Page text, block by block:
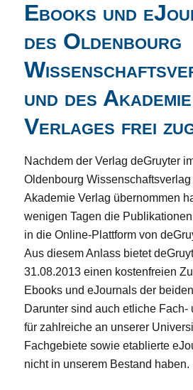
Ebooks und
des Oldenbourg
und des Akademie
Verlages frei
Nachdem der Verlag deGruyter
Oldenbourg Wissenschaftsverlag
Akademie Verlag übernommen
wenigen Tagen die
in die Online-Plattform von
Aus diesem Anlass bietet
31.08.2013 einen kostenfreien
Ebooks und eJournals der
Darunter sind auch etliche Fach-
für zahlreiche an unserer
Fachgebiete sowie etablierte
nicht in unserem Bestand haben.